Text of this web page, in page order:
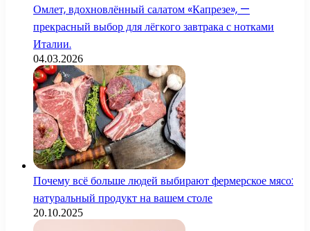
Омлет, вдохновлённый салатом «Капрезе», —
прекрасный выбор для лёгкого завтрака с нотками
Италии.
04.03.2026
Почему всё больше людей выбирают фермерское мясо:
натуральный продукт на вашем столе
20.10.2025